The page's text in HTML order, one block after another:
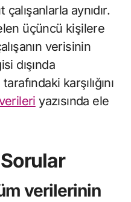
aynıdır.
üçüncü kişilere
verisinin
dışında
karşılığını
yazısında ele
verilerinin